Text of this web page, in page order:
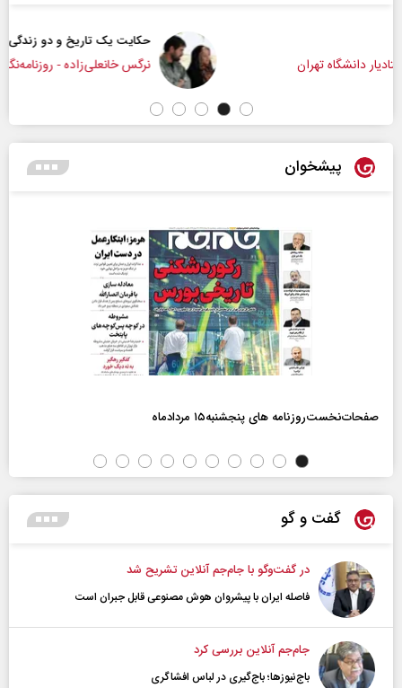
حکایت یک تاریخ و دو زندگی
نرگس خانعلی‌زاده - روزنامه‌نگار
پیشخوان
صفحات‌نخست‌روزنامه ها‌ی پنجشنبه‌۱۵ مردادماه
گفت و گو
در گفت‌و‌گو با جام‌جم آنلاین تشریح شد
فاصله ایران با پیشرو‌ان هوش مصنوعی قابل جبران است
جام‌جم آنلاین بررسی کرد
باج‌نیوزها؛ باج‌گیری در لباس افشاگری